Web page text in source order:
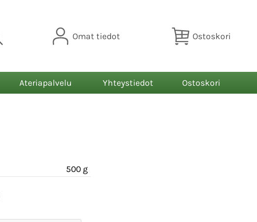
Omat tiedot Ostoskori
Ateriapalvelu Yhteystiedot Ostoskori
500 g